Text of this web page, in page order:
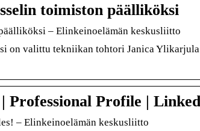
toimiston päälliköksi
– Elinkeinoelämän keskusliitto
on valittu tekniikan tohtori Janica
Professional Profile |
– Elinkeinoelämän keskusliitto